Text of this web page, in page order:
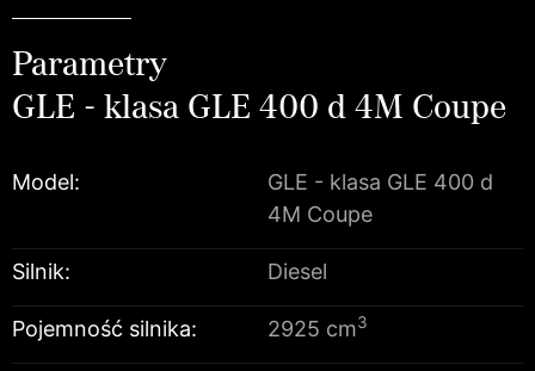
Parametry
GLE - klasa GLE 400 d 4M Coupe
Model:
GLE - klasa GLE 400 d
4M Coupe
Silnik: Diesel
Pojemność silnika: 2925 cm3